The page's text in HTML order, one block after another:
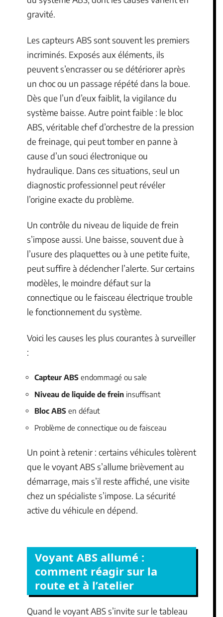
gravité.
Les capteurs ABS sont souvent les premiers
incriminés. Exposés aux éléments, ils
peuvent s’encrasser ou se détériorer après
un choc ou un passage répété dans la boue.
Dès que l’un d’eux faiblit, la vigilance du
système baisse. Autre point faible : le bloc
ABS, véritable chef d’orchestre de la pression
de freinage, qui peut tomber en panne à
cause d’un souci électronique ou
hydraulique. Dans ces situations, seul un
diagnostic professionnel peut révéler
l’origine exacte du problème.
Un contrôle du niveau de liquide de frein
s’impose aussi. Une baisse, souvent due à
l’usure des plaquettes ou à une petite fuite,
peut suffire à déclencher l’alerte. Sur certains
modèles, le moindre défaut sur la
connectique ou le faisceau électrique trouble
le fonctionnement du système.
Voici les causes les plus courantes à surveiller
:
Capteur ABS endommagé ou sale
Niveau de liquide de frein insuffisant
Bloc ABS en défaut
Problème de connectique ou de faisceau
Un point à retenir : certains véhicules tolèrent
que le voyant ABS s’allume brièvement au
démarrage, mais s’il reste affiché, une visite
chez un spécialiste s’impose. La sécurité
active du véhicule en dépend.
Voyant ABS allumé :
comment réagir sur la
route et à l’atelier
Quand le voyant ABS s’invite sur le tableau